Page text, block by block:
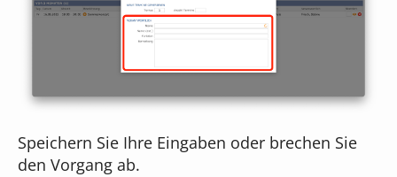
Speichern Sie Ihre Eingaben oder brechen Sie
den Vorgang ab.